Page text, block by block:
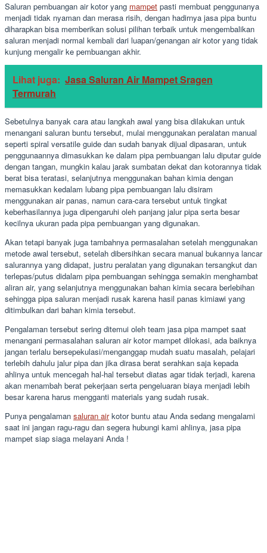
Saluran pembuangan air kotor yang mampet pasti membuat penggunanya
menjadi tidak nyaman dan merasa risih, dengan hadirnya jasa pipa buntu
diharapkan bisa memberikan solusi pilihan terbaik untuk mengembalikan
saluran menjadi normal kembali dari luapan/genangan air kotor yang tidak
kunjung mengalir ke pembuangan akhir.
Lihat juga: Jasa Saluran Air Mampet Sragen
Termurah
Sebetulnya banyak cara atau langkah awal yang bisa dilakukan untuk
menangani saluran buntu tersebut, mulai menggunakan peralatan manual
seperti spiral versatile guide dan sudah banyak dijual dipasaran, untuk
penggunaannya dimasukkan ke dalam pipa pembuangan lalu diputar guide
dengan tangan, mungkin kalau jarak sumbatan dekat dan kotorannya tidak
berat bisa teratasi, selanjutnya menggunakan bahan kimia dengan
memasukkan kedalam lubang pipa pembuangan lalu disiram
menggunakan air panas, namun cara-cara tersebut untuk tingkat
keberhasilannya juga dipengaruhi oleh panjang jalur pipa serta besar
kecilnya ukuran pada pipa pembuangan yang digunakan.
Akan tetapi banyak juga tambahnya permasalahan setelah menggunakan
metode awal tersebut, setelah dibersihkan secara manual bukannya lancar
salurannya yang didapat, justru peralatan yang digunakan tersangkut dan
terlepas/putus didalam pipa pembuangan sehingga semakin menghambat
aliran air, yang selanjutnya menggunakan bahan kimia secara berlebihan
sehingga pipa saluran menjadi rusak karena hasil panas kimiawi yang
ditimbulkan dari bahan kimia tersebut.
Pengalaman tersebut sering ditemui oleh team jasa pipa mampet saat
menangani permasalahan saluran air kotor mampet dilokasi, ada baiknya
jangan terlalu bersepekulasi/menganggap mudah suatu masalah, pelajari
terlebih dahulu jalur pipa dan jika dirasa berat serahkan saja kepada
ahlinya untuk mencegah hal-hal tersebut diatas agar tidak terjadi, karena
akan menambah berat pekerjaan serta pengeluaran biaya menjadi lebih
besar karena harus mengganti materials yang sudah rusak.
Punya pengalaman saluran airkotor buntu atau Anda sedang mengalami
saat ini jangan ragu-ragu dan segera hubungi kami ahlinya, jasa pipa
mampet siap siaga melayani Anda !